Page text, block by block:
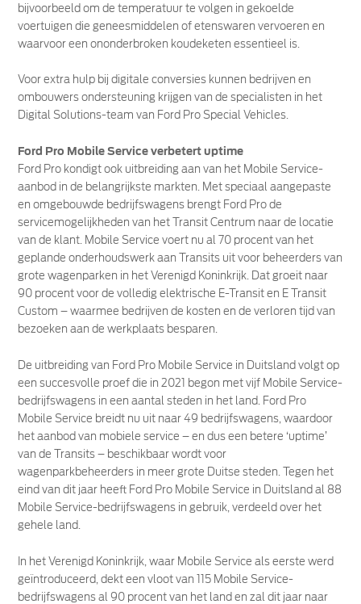
bijvoorbeeld om de temperatuur te volgen in gekoelde
voertuigen die geneesmiddelen of etenswaren vervoeren en
waarvoor een ononderbroken koudeketen essentieel is.
Voor extra hulp bij digitale conversies kunnen bedrijven en
ombouwers ondersteuning krijgen van de specialisten in het
Digital Solutions-team van Ford Pro Special Vehicles.
Ford Pro Mobile Service verbetert uptime
Ford Pro kondigt ook uitbreiding aan van het Mobile Service-
aanbod in de belangrijkste markten. Met speciaal aangepaste
en omgebouwde bedrijfswagens brengt Ford Pro de
servicemogelijkheden van het Transit Centrum naar de locatie
van de klant. Mobile Service voert nu al 70 procent van het
geplande onderhoudswerk aan Transits uit voor beheerders van
grote wagenparken in het Verenigd Koninkrijk. Dat groeit naar
90 procent voor de volledig elektrische E-Transit en E Transit
Custom – waarmee bedrijven de kosten en de verloren tijd van
bezoeken aan de werkplaats besparen.
De uitbreiding van Ford Pro Mobile Service in Duitsland volgt op
een succesvolle proef die in 2021 begon met vijf Mobile Service-
bedrijfswagens in een aantal steden in het land. Ford Pro
Mobile Service breidt nu uit naar 49 bedrijfswagens, waardoor
het aanbod van mobiele service – en dus een betere ‘uptime’
van de Transits – beschikbaar wordt voor
wagenparkbeheerders in meer grote Duitse steden. Tegen het
eind van dit jaar heeft Ford Pro Mobile Service in Duitsland al 88
Mobile Service-bedrijfswagens in gebruik, verdeeld over het
gehele land.
In het Verenigd Koninkrijk, waar Mobile Service als eerste werd
geïntroduceerd, dekt een vloot van 115 Mobile Service-
bedrijfswagens al 90 procent van het land en zal dit jaar naar